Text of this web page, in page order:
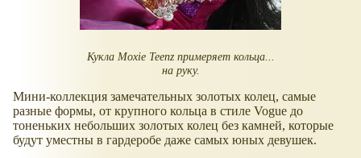
Кукла Moxie Teenz примеряет кольца...
на руку.
Мини-коллекция замечательных золотых колец, самые
разные формы, от крупного кольца в стиле Vogue до
тоненьких небольших золотых колец без камней, которые
будут уместны в гардеробе даже самых юных девушек.